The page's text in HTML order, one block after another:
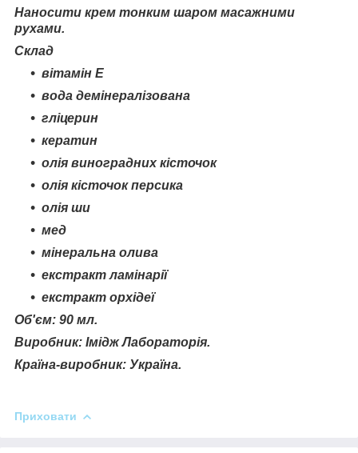
Наносити крем тонким шаром масажними
рухами.
Склад
вітамін Е
вода демінералізована
гліцерин
кератин
олія виноградних кісточок
олія кісточок персика
олія ши
мед
мінеральна олива
екстракт ламінарії
екстракт орхідеї
Об'єм: 90 мл.
Виробник: Імідж Лабораторія.
Країна-виробник: Україна.
Приховати